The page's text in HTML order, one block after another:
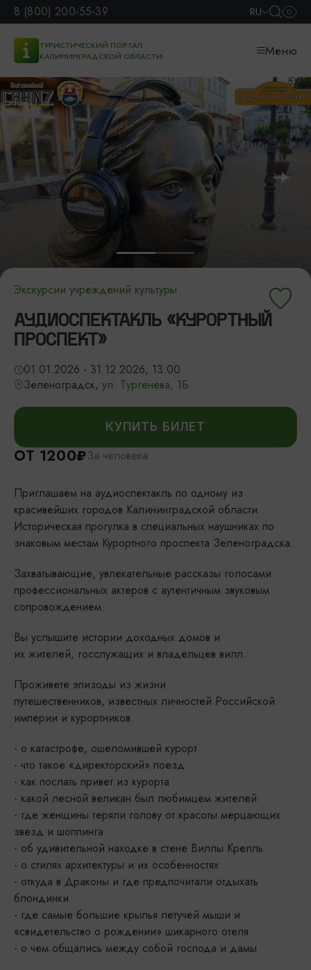
8 (800) 200-55-39 RU
ТУРИСТИЧЕСКИЙ ПОРТАЛ
КАЛИНИНГРАДСКОЙ ОБЛАСТИ
Меню
Экскурсии учреждений культуры
АУДИОСПЕКТАКЛЬ «КУРОРТНЫЙ
ПРОСПЕКТ»
01.01.2026 - 31.12.2026, 13:00
Зеленоградск, ул. Тургенева, 1Б
КУПИТЬ БИЛЕТ
ОТ 1200₽За человека
Приглашаем на аудиоспектакль по одному из
красивейших городов Калининградской области.
Историческая прогулка в специальных наушниках по
знаковым местам Курортного проспекта Зеленоградска.
Захватывающие, увлекательные рассказы голосами
профессиональных актеров с аутентичным звуковым
сопровождением.
Вы услышите истории доходных домов и
их жителей, госслужащих и владельцев вилл.
Проживете эпизоды из жизни
путешественников, известных личностей Российской
империи и курортников.
- о катастрофе, ошеломившей курорт
- что такое «директорский» поезд
- как послать привет из курорта
- какой лесной великан был любимцем жителей
- где женщины теряли голову от красоты мерцающих
звезд и шоппинга
- об удивительной находке в стене Виллы Крелль
- о стилях архитектуры и их особенностях
- откуда в Драконы и где предпочитали отдыхать
блондинки
- где самые большие крылья летучей мыши и
«свидетельство о рождении» шикарного отеля
- о чем общались между собой господа и дамы